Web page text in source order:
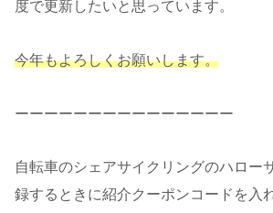
度で更新したいと思っています。
今年もよろしくお願いします。
ーーーーーーーーーーーーーーー
自転車のシェアサイクリングのハロー
録するときに紹介クーポンコードを入